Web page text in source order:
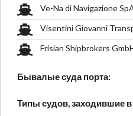
Ve-Na di Navigazione
Visentini Giovanni
Frisian Shipbrokers
Бывалые суда порта:
Типы судов, заходившие